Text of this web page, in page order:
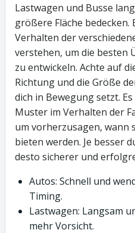
Lastwagen und Busse
größere Fläche bedecken.
Verhalten der
verstehen, um die besten
zu entwickeln. Achte auf
Richtung und die Größe
dich in Bewegung setzt.
Muster im Verhalten der
um vorherzusagen, wann
bieten werden. Je besser
desto sicherer und
Autos: Schnell und
Timing.
Lastwagen: Langsam
mehr Vorsicht.